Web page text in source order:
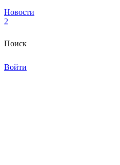
Новости
2
Поиск
Войти